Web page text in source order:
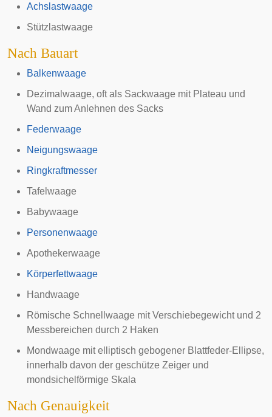
Achslastwaage
Stützlastwaage
Nach Bauart
Balkenwaage
Dezimalwaage, oft als Sackwaage mit Plateau und
Wand zum Anlehnen des Sacks
Federwaage
Neigungswaage
Ringkraftmesser
Tafelwaage
Babywaage
Personenwaage
Apothekerwaage
Körperfettwaage
Handwaage
Römische Schnellwaage mit Verschiebegewicht und 2
Messbereichen durch 2 Haken
Mondwaage mit elliptisch gebogener Blattfeder-Ellipse,
innerhalb davon der geschütze Zeiger und
mondsichelförmige Skala
Nach Genauigkeit